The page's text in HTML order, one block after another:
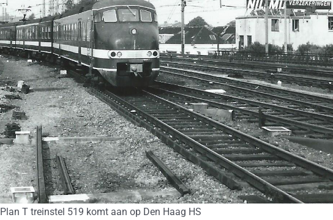
Plan T treinstel 519 komt aan op Den Haag HS